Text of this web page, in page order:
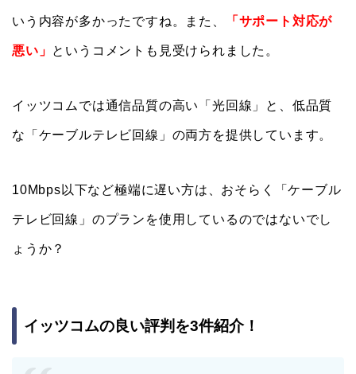
いう内容が多かったですね。また、 「サポート対応が
悪い」 というコメントも見受けられました。
イッツコムでは通信品質の高い「光回線」と、低品質
な「ケーブルテレビ回線」の両方を提供しています。
10Mbps以下など極端に遅い方は、おそらく「ケーブル
テレビ回線」のプランを使用しているのではないでし
ょうか？
イッツコムの良い評判を3件紹介！